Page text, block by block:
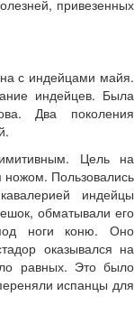
привезенных
с индейцами майя.
индейцев. Была
Два поколения
Цель на
Пользовались
индейцы
обматывали его
ноги коню. Оно
оказывался на
равных. Это было
испанцы для